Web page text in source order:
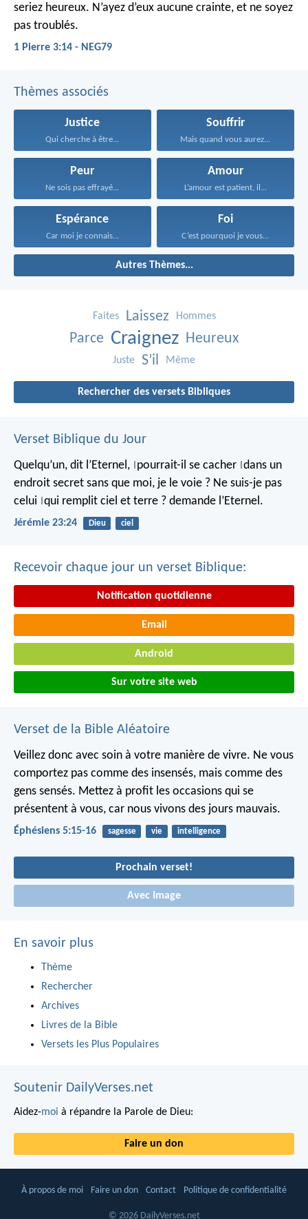
seriez heureux. N’ayez d’eux aucune crainte, et ne soyez
pas troublés.
1 Pierre 3:14 - NEG79
Thèmes associés
Justice
Qui cherche à être...
Souffrir
Mais quand vous aurez...
Peur
Ne sois pas effrayé...
Amour
L’amour est patient, il...
Espérance
Car moi je connais...
Foi
C’est pourquoi je vous...
Autres Thèmes...
Faites Laissez Hommes
Parce Craignez Heureux
Juste S’il Même
Rechercher des versets Bibliques
Verset Biblique du Jour
Quelqu’un, dit l’Eternel, pourrait-il se cacher dans un
endroit secret sans que moi, je le voie ? Ne suis-je pas
celui qui remplit ciel et terre ? demande l’Eternel.
Jérémie 23:24 Dieu ciel
Recevoir chaque jour un verset Biblique:
Notification quotidienne
Email
Android
Sur votre site web
Verset de la Bible Aléatoire
Veillez donc avec soin à votre manière de vivre. Ne vous
comportez pas comme des insensés, mais comme des
gens sensés. Mettez à profit les occasions qui se
présentent à vous, car nous vivons des jours mauvais.
Éphésiens 5:15-16 sagesse vie intelligence
Prochain verset!
Avec Image
En savoir plus
Thème
Rechercher
Archives
Livres de la Bible
Versets les Plus Populaires
Soutenir DailyVerses.net
Aidez-moi à répandre la Parole de Dieu:
Faire un don
À propos de moi Faire un don Contact Politique de confidentialité
© 2026 DailyVerses.net